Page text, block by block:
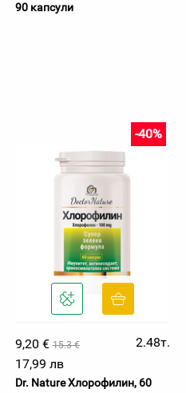
90 капсули
9,20 € 15.3 €
-40%
2.48т.
17,99 лв
Dr. Nature Хлорофилин, 60